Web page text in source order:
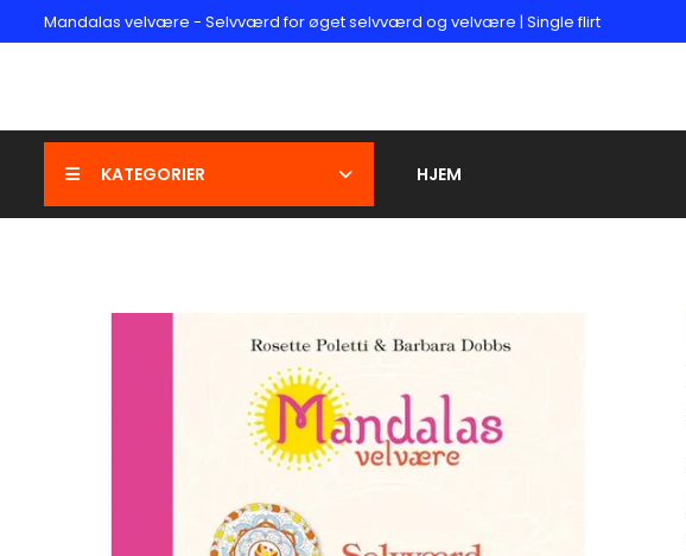
Mandalas velvære - Selvværd for øget selvværd og velvære | Single flirt
KATEGORIER HJEM